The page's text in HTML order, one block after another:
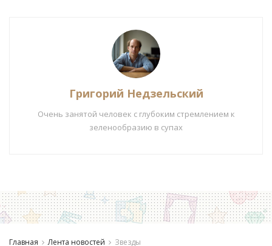
Григорий Недзельский
Очень занятой человек с глубоким стремлением к
зеленообразию в супах
Главная Лента новостей Звезды